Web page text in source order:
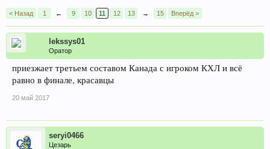
< Назад 1 ← 9 10 11 12 13 → 15 Вперёд >
lekssys01
Оратор
приезжает третьем составом Канада с игроком КХЛ и всё
равно в финале, красавцы
20 май 2017
seryi0466
Цезарь